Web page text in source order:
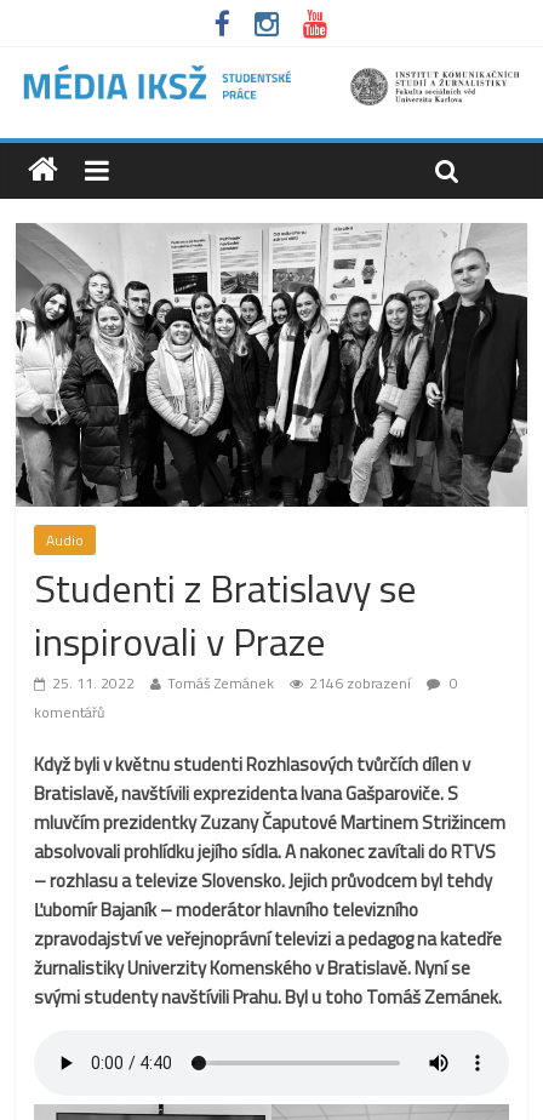
Audio
Studenti z Bratislavy se
inspirovali v Praze
25. 11. 2022 Tomáš Zemánek 2146 zobrazení
0
komentářů
Když byli v květnu studenti Rozhlasových tvůrčích dílen v
Bratislavě, navštívili exprezidenta Ivana Gašparoviče. S
mluvčím prezidentky Zuzany Čaputové Martinem Strižincem
absolvovali prohlídku jejího sídla. A nakonec zavítali do RTVS
– rozhlasu a televize Slovensko. Jejich průvodcem byl tehdy
Ľubomír Bajaník – moderátor hlavního televizního
zpravodajství ve veřejnoprávní televizi a pedagog na katedře
žurnalistiky Univerzity Komenského v Bratislavě. Nyní se
svými studenty navštívili Prahu. Byl u toho Tomáš Zemánek.